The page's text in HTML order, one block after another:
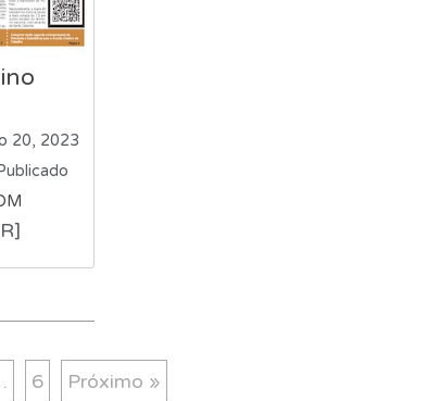
20, 2023
Publicado
6 Próximo »